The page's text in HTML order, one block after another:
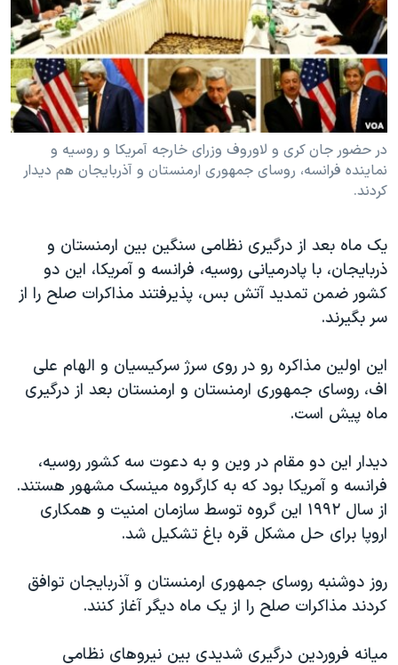
فرهنگ و زندگی
حقوق شهروندی
اقتصادی
علم و فناوری
اسرائیل در جنگ
گالری عکس
مستندها
انتخابات ریاست جمهوری آمریکا ۲۰۲۴
حمله جمهوری اسلامی به اسرائیل
رمز مهسا
ورزش زنان در ایران
اعتراضات زن، زندگی، آزادی
تریبونال مردمی آبان ۹۸
دادگاه حمید نوری
چهل سال گروگان‌گیری
اعتراضات مردمی آبان ۹۸
اسرائیل در جنگ
همایش محافظه‌کاران آمریکا «سی‌پک»
صفحه‌های ویژه
سفر پرزیدنت ترامپ به چین
دنبال کنید
زبانهای مختلف
در حضور جان کری و لاوروف وزرای خارجه آمریکا و روسیه و
نماینده فرانسه، روسای جمهوری ارمنستان و آذربایجان هم دیدار
کردند.
یک ماه بعد از درگیری نظامی سنگین بین ارمنستان و
ذربایجان، با پادرمیانی روسیه، فرانسه و آمریکا، این دو
کشور ضمن تمدید آتش بس، پذیرفتند مذاکرات صلح را از
سر بگیرند.
این اولین مذاکره رو در روی سرژ سرکیسیان و الهام علی
اف، روسای جمهوری ارمنستان و ارمنستان بعد از درگیری
ماه پیش است.
دیدار این دو مقام در وین و به دعوت سه کشور روسیه،
فرانسه و آمریکا بود که به کارگروه مینسک مشهور هستند.
از سال ۱۹۹۲ این گروه توسط سازمان امنیت و همکاری
اروپا برای حل مشکل قره باغ تشکیل شد.
روز دوشنبه روسای جمهوری ارمنستان و آذربایجان توافق
کردند مذاکرات صلح را از یک ماه دیگر آغاز کنند.
میانه فروردین درگیری شدیدی بین نیروهای نظامی